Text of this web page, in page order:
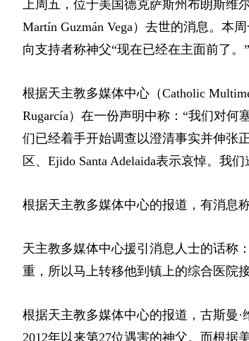
上周五，位于美国德克萨斯州布朗斯维
Martín Guzmán Vega）去世的消息。 本
向支持者称神父“现在已经在主面前了。”
根据天主教多媒体中心（Catholic
Rugarcía）在一份声明中称：“我们对何
们已经着手开始调查以澄清事实并伸张
区、Ejido Santa Adelaida表示哀悼。我
根据天主教多媒体中心的报道，有消息
天主教多媒体中心援引消息人士的话称
重，所以马上转移他到镇上的综合医院
根据天主教多媒体中心的报道，古斯曼
2012年以来第27位遇害的神父。而根据